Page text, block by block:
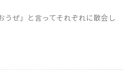
うぜ」と言ってそれぞれに散会し